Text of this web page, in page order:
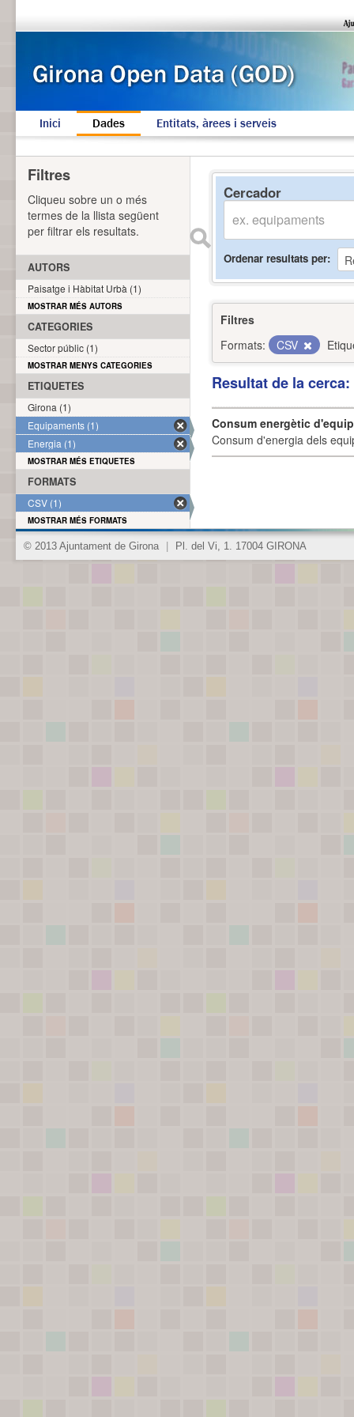
Inici Dades Entitats, àrees i serveis
Cercador
Ordenar resultats per
Filtres
Formats:
CSV
Resultat de la
Consum energètic
Consum d'energia dels
Filtres
Cliqueu sobre un o més
termes de la llista següent
per filtrar els resultats.
AUTORS
Paisatge i Hàbitat Urbà (1)
MOSTRAR MÉS AUTORS
CATEGORIES
Sector públic (1)
MOSTRAR MENYS CATEGORIES
ETIQUETES
Girona (1)
Equipaments (1)
Energia (1)
MOSTRAR MÉS ETIQUETES
FORMATS
CSV (1)
MOSTRAR MÉS FORMATS
© 2013 Ajuntament de Girona Pl. del Vi, 1. 17004 GIRONA